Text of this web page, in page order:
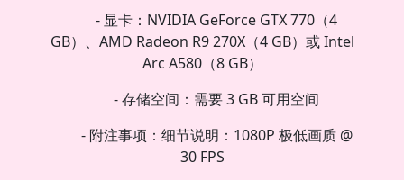
- 显卡：NVIDIA GeForce GTX 770（4
GB）、AMD Radeon R9 270X（4 GB）或 Intel
Arc A580（8 GB）
- 存储空间：需要 3 GB 可用空间
- 附注事项：细节说明：1080P 极低画质 @
30 FPS